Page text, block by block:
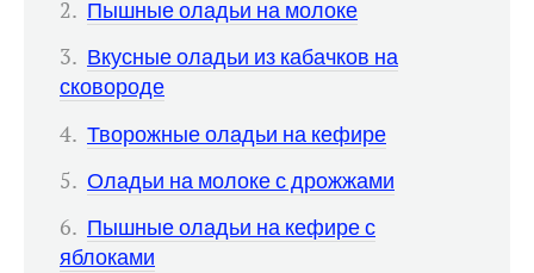
Пышные оладьи на молоке
Вкусные оладьи из кабачков на
сковороде
Творожные оладьи на кефире
Оладьи на молоке с дрожжами
Пышные оладьи на кефире с
яблоками